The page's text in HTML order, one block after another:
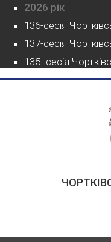
2026 рік
136-сесія
137-сесія
135 -сесія